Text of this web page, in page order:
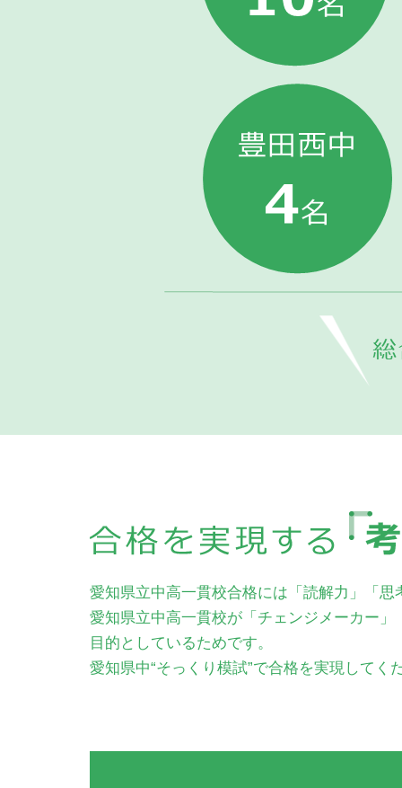
愛知県立中高一貫校合格には「読解力」「
愛知県立中高一貫校が「チェンジメーカー
目的としているためです。
愛知県中“そっくり模試”で合格を実現してく